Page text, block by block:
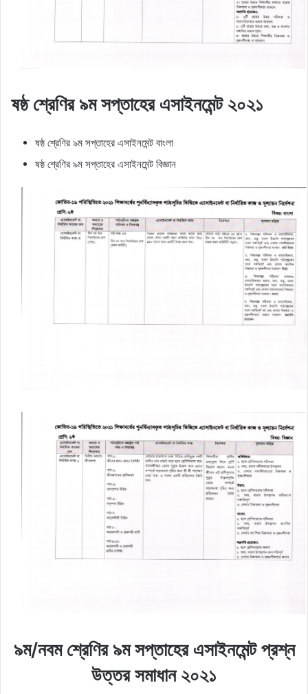
ষষ্ঠ শ্রেণির ৯ম সপ্তাহের এসাইনমেন্ট ২০২১
ষষ্ঠ শ্রেণির ৯ম সপ্তাহের এসাইনমেন্ট বাংলা
ষষ্ঠ শ্রেণির ৯ম সপ্তাহের এসাইনমেন্ট বিজ্ঞান
৯ম/নবম শ্রেণির ৯ম সপ্তাহের এসাইনমেন্ট প্রশ্ন
উত্তর সমাধান ২০২১